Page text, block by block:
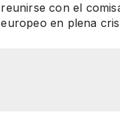
reunirse con el
europeo en plena